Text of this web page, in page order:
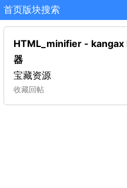
首页版块搜索
HTML_minifier -
器
宝藏资源
收藏回帖